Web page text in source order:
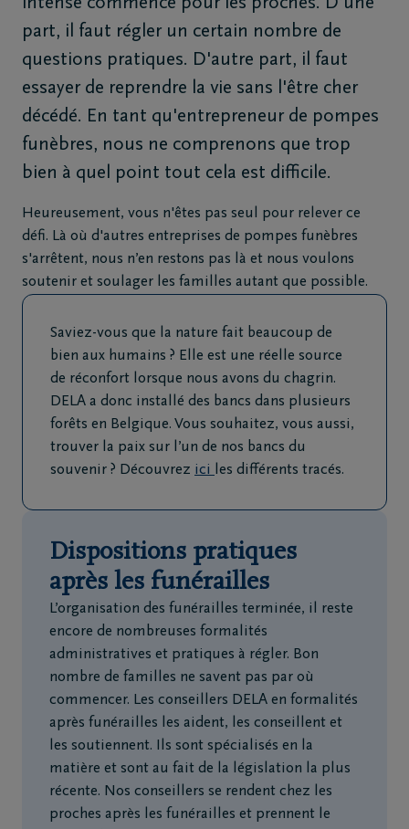
de
décès
Notre
centre
funéraire
fréquemment
posées
Assistance
décès
24h/24
+32
intense commence pour les proches. D'une
part, il faut régler un certain nombre de
questions pratiques. D'autre part, il faut
essayer de reprendre la vie sans l'être cher
décédé. En tant qu'entrepreneur de pompes
funèbres, nous ne comprenons que trop
bien à quel point tout cela est difficile.
Heureusement, vous n'êtes pas seul pour relever ce
défi. Là où d'autres entreprises de pompes funèbres
s'arrêtent, nous n’en restons pas là et nous voulons
soutenir et soulager les familles autant que possible.
Saviez-vous que la nature fait beaucoup de
bien aux humains ? Elle est une réelle source
de réconfort lorsque nous avons du chagrin.
DELA a donc installé des bancs dans plusieurs
forêts en Belgique. Vous souhaitez, vous aussi,
trouver la paix sur l’un de nos bancs du
souvenir ? Découvrez ici les différents tracés.
Dispositions pratiques
après les funérailles
L’organisation des funérailles terminée, il reste
encore de nombreuses formalités
administratives et pratiques à régler. Bon
nombre de familles ne savent pas par où
commencer. Les conseillers DELA en formalités
après funérailles les aident, les conseillent et
les soutiennent. Ils sont spécialisés en la
matière et sont au fait de la législation la plus
récente. Nos conseillers se rendent chez les
proches après les funérailles et prennent le